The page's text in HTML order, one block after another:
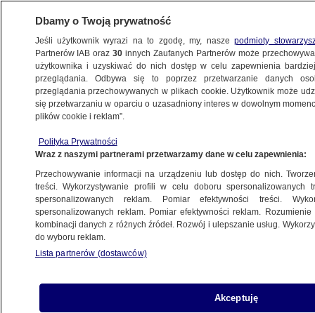
METEO
NAJNOWSZE
kiedy już nie występuje
3.12.2017, 13:29
Udostępnij
Dbamy o Twoją prywatność
Jeśli użytkownik wyrazi na to zgodę, my, naszepodmioty
Partnerów IAB oraz30 innych Zaufanych Partnerów może
użytkownika i uzyskiwać do nich dostęp w celu zapewnienia
przeglądania. Odbywa się to poprzez przetwarzanie danych
przeglądania przechowywanych w plikach cookie. Użytkownik może
się przetwarzaniu w oparciu o uzasadniony interes w dowolnym
plików cookie i reklam”.
Polityka Prywatności
Wraz z naszymi partnerami przetwarzamy dane w celu zapewnienia:
Przechowywanie informacji na urządzeniu lub dostęp do nich.
treści. Wykorzystywanie profili w celu doboru spersonalizowanych
spersonalizowanych reklam. Pomiar efektywności treści.
spersonalizowanych reklam. Pomiar efektywności reklam.
kombinacji danych z różnych źródeł. Rozwój i ulepszanie usług.
do wyboru reklam.
Lista partnerów (dostawców)
Akceptuję